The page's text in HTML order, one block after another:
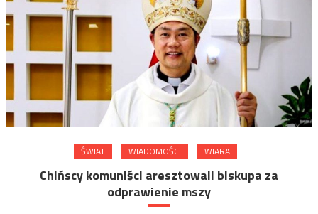
ŚWIAT WIADOMOŚCI WIARA
Chińscy komuniści aresztowali biskupa za
odprawienie mszy